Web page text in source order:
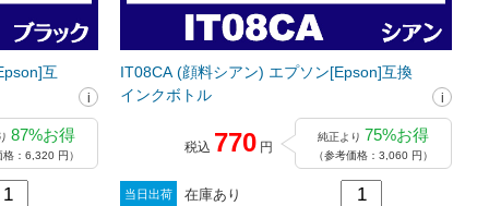
互
87%お得
格：6,320 円）
IT08CA (顔料シアン) エプソン[Epson]互換
インクボトル
税込 770 円
純正より 75%お得
（参考価格：3,060 円）
当日出荷 在庫あり